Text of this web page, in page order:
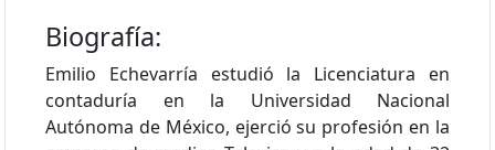
Biografía:
Emilio Echevarría estudió la Licenciatura en
contaduría en la Universidad Nacional
Autónoma de México, ejerció su profesión en la